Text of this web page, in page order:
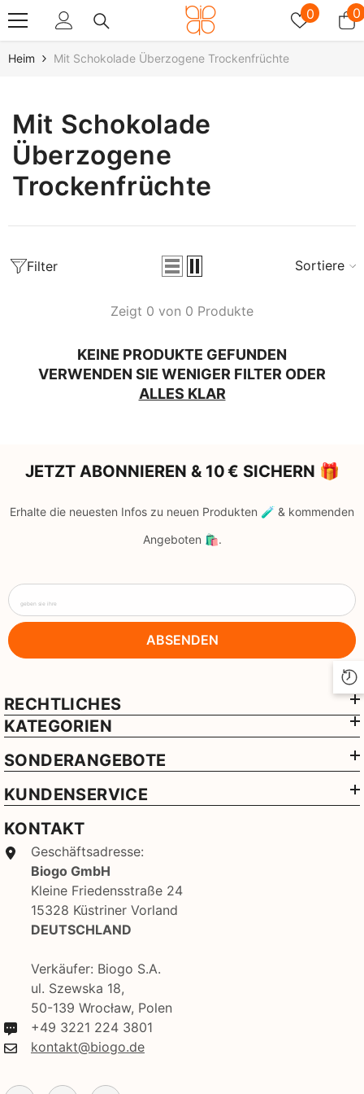
0 00
Heim Mit Schokolade Überzogene Trockenfrüchte
Mit Schokolade
Überzogene
Trockenfrüchte
Filter Sortieren
Zeigt 0 von 0 Produkte
KEINE PRODUKTE GEFUNDEN
VERWENDEN SIE WENIGER FILTER ODER
ALLES KLAR
JETZT ABONNIEREN & 10 € SICHERN 🎁
Erhalte die neuesten Infos zu neuen Produkten 🧪 & kommenden
Angeboten 🛍️.
geben sie ihre
ABSENDEN
RECHTLICHES
KATEGORIEN
SONDERANGEBOTE
KUNDENSERVICE
KONTAKT
Geschäftsadresse:
Biogo GmbH
Kleine Friedensstraße 24
15328 Küstriner Vorland
DEUTSCHLAND
Verkäufer: Biogo S.A.
ul. Szewska 18,
50-139 Wrocław, Polen
+49 3221 224 3801
kontakt@biogo.de